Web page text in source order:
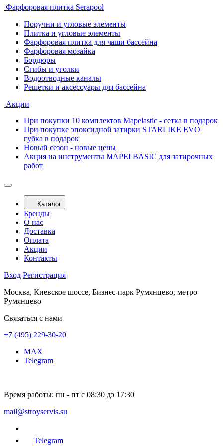
Фарфоровая плитка Serapool
Поручни и угловые элементы
Плитка и угловые элементы
Фарфоровая плитка для чаши бассейна
Фарфоровая мозайка
Бордюры
Сгибы и уголки
Водоотводные каналы
Решетки и аксессуары для бассейна
Акции
При покупки 10 комплектов Mapelastic - сетка в подарок
При покупке эпоксидной затирки STARLIKE EVO
губка в подарок
Новый сезон - новые цены
Акция на инструменты MAPEI BASIC для затирочных
работ
Каталог
Бренды
О нас
Доставка
Оплата
Акции
Контакты
Вход Регистрация
Москва, Киевское шоссе, Бизнес-парк Румянцево, метро
Румянцево
Связаться с нами
+7 (495) 229-30-20
MAX
Telegram
Время работы: пн - пт с 08:30 до 17:30
mail@stroyservis.su
Telegram